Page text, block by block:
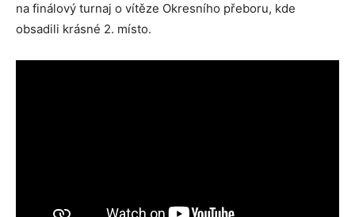
na finálový turnaj o vítěze Okresního přeboru, kde
obsadili krásné 2. místo.